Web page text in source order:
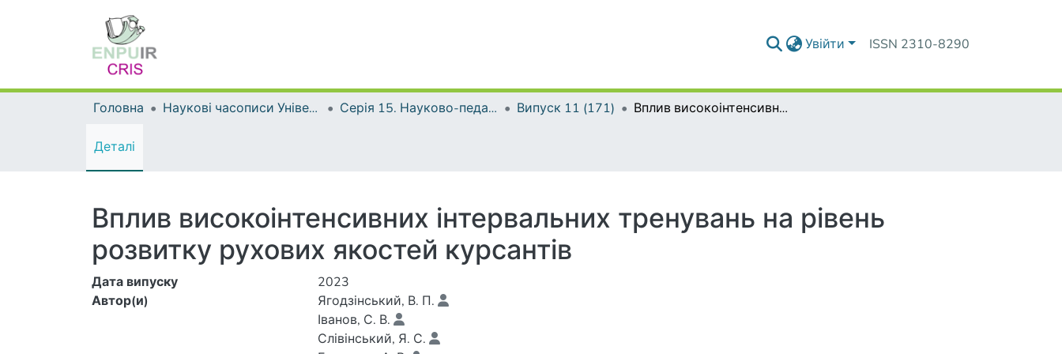
Увійти ISSN 2310-8290
Головна Наукові часописи Університету Серія 15. Науково-педагогічні проблеми фізичної культури (фізична культура і спорт) Випуск 11 (171) Вплив високоінтенсивних інтервальних тренувань на рівень розвитку рухових якостей курсантів
Деталі
Вплив високоінтенсивних інтервальних тренувань на рівень
розвитку рухових якостей курсантів
Дата випуску
2023
Автор(и)
Ягодзінський, В. П.
Іванов, С. В.
Слівінський, Я. С.